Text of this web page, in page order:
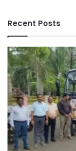
Recent Posts